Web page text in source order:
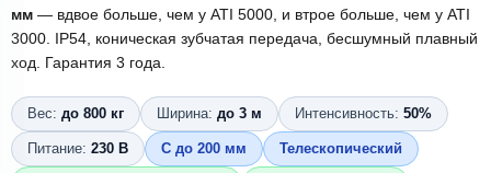
мм — вдвое больше, чем у ATI 5000, и втрое больше, чем у ATI
3000. IP54, коническая зубчатая передача, бесшумный плавный
ход. Гарантия 3 года.
Вес: до 800 кг Ширина: до 3 м Интенсивность: 50%
Питание: 230 В С до 200 мм Телескопический